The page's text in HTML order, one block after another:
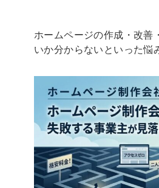
ホームページの作成・改善
いか分からないといった悩